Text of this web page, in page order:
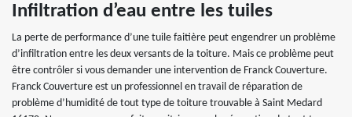
Infiltration d’eau entre les tuiles
La perte de performance d’une tuile faitière peut engendrer un problème
d’infiltration entre les deux versants de la toiture. Mais ce problème peut
être contrôler si vous demander une intervention de Franck Couverture.
Franck Couverture est un professionnel en travail de réparation de
problème d’humidité de tout type de toiture trouvable à Saint Medard